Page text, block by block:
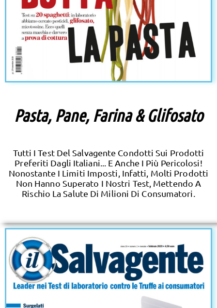
Pasta, Pane, Farina & Glifosato
Tutti I Test Del Salvagente Condotti Sui Prodotti
Preferiti Dagli Italiani... E Anche I Più Pericolosi!
Nonostante I Limiti Imposti, Infatti, Molti Prodotti
Non Hanno Superato I Nostri Test, Mettendo A
Rischio La Salute Di Milioni Di Consumatori.